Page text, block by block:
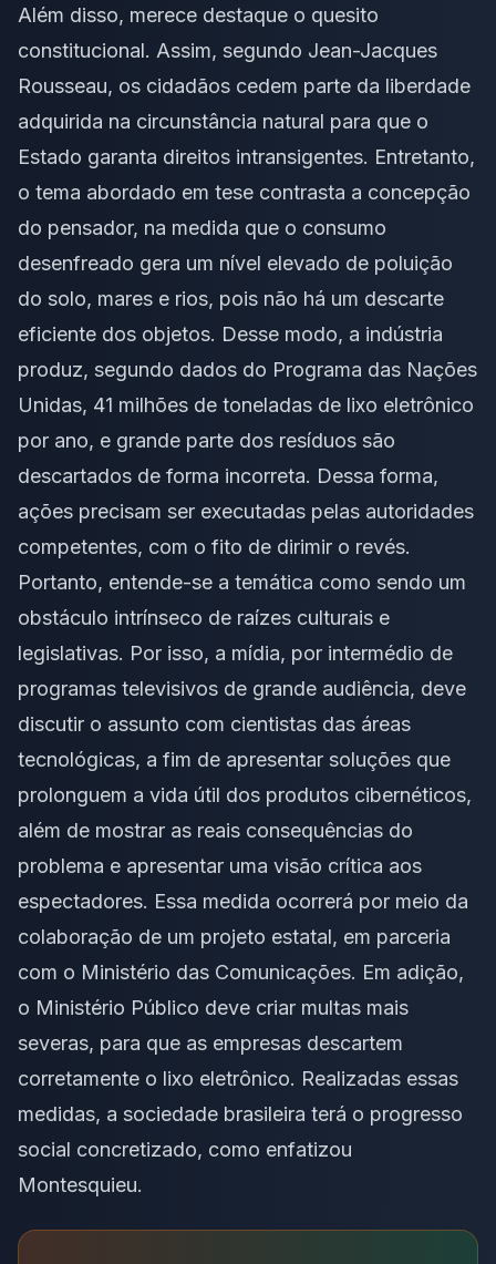
Além disso, merece destaque o quesito
constitucional. Assim, segundo Jean-Jacques
Rousseau, os cidadãos cedem parte da liberdade
adquirida na circunstância natural para que o
Estado garanta direitos intransigentes. Entretanto,
o tema abordado em tese contrasta a concepção
do pensador, na medida que o consumo
desenfreado gera um nível elevado de poluição
do solo, mares e rios, pois não há um descarte
eficiente dos objetos. Desse modo, a indústria
produz, segundo dados do Programa das Nações
Unidas, 41 milhões de toneladas de lixo eletrônico
por ano, e grande parte dos resíduos são
descartados de forma incorreta. Dessa forma,
ações precisam ser executadas pelas autoridades
competentes, com o fito de dirimir o revés.
Portanto, entende-se a temática como sendo um
obstáculo intrínseco de raízes culturais e
legislativas. Por isso, a mídia, por intermédio de
programas televisivos de grande audiência, deve
discutir o assunto com cientistas das áreas
tecnológicas, a fim de apresentar soluções que
prolonguem a vida útil dos produtos cibernéticos,
além de mostrar as reais consequências do
problema e apresentar uma visão crítica aos
espectadores. Essa medida ocorrerá por meio da
colaboração de um projeto estatal, em parceria
com o Ministério das Comunicações. Em adição,
o Ministério Público deve criar multas mais
severas, para que as empresas descartem
corretamente o lixo eletrônico. Realizadas essas
medidas, a sociedade brasileira terá o progresso
social concretizado, como enfatizou
Montesquieu.